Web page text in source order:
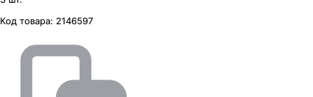
Код товара: 2146597